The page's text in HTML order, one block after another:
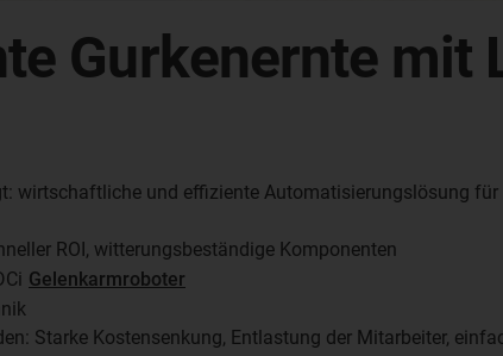
Gurkenernte mit
wirtschaftliche und effiziente Automatisierungslösung für
ROI, witterungsbeständige Komponenten
Gelenkarmroboter
Starke Kostensenkung, Entlastung der Mitarbeiter,